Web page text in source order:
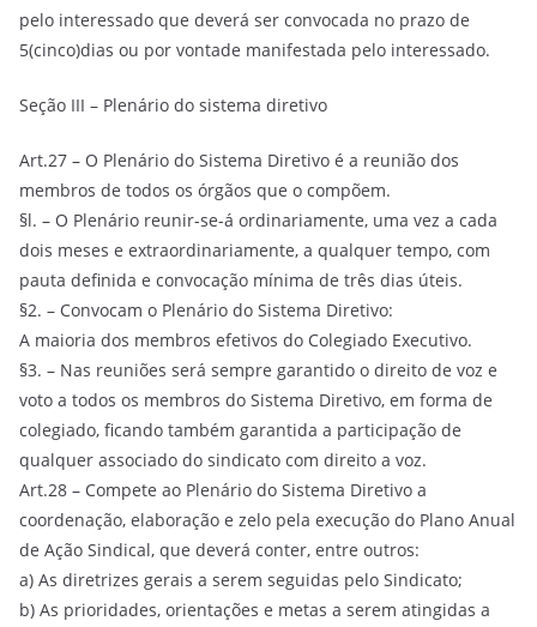
pelo interessado que deverá ser convocada no prazo de
5(cinco)dias ou por vontade manifestada pelo interessado.
Seção III – Plenário do sistema diretivo
Art.27 – O Plenário do Sistema Diretivo é a reunião dos
membros de todos os órgãos que o compõem.
§l. – O Plenário reunir-se-á ordinariamente, uma vez a cada
dois meses e extraordinariamente, a qualquer tempo, com
pauta definida e convocação mínima de três dias úteis.
§2. – Convocam o Plenário do Sistema Diretivo:
A maioria dos membros efetivos do Colegiado Executivo.
§3. – Nas reuniões será sempre garantido o direito de voz e
voto a todos os membros do Sistema Diretivo, em forma de
colegiado, ficando também garantida a participação de
qualquer associado do sindicato com direito a voz.
Art.28 – Compete ao Plenário do Sistema Diretivo a
coordenação, elaboração e zelo pela execução do Plano Anual
de Ação Sindical, que deverá conter, entre outros:
a) As diretrizes gerais a serem seguidas pelo Sindicato;
b) As prioridades, orientações e metas a serem atingidas a